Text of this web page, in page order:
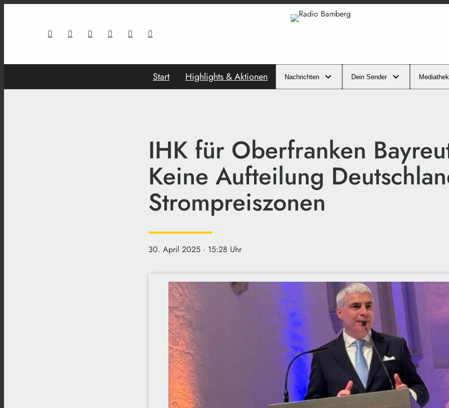
Start Highlights & Aktionen Nachrichten Dein Sender Mediathek
IHK für Oberfranken
Keine Aufteilung
Strompreiszonen
30. April 2025 · 15:28 Uhr